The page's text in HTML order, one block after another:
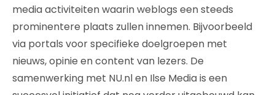
media activiteiten waarin weblogs een steeds
prominentere plaats zullen innemen. Bijvoorbeeld
via portals voor specifieke doelgroepen met
nieuws, opinie en content van lezers. De
samenwerking met NU.nl en Ilse Media is een